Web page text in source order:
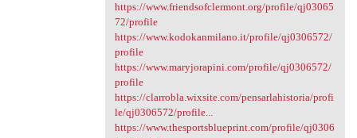
https://www.friendsofclermont.org/profile/qj03065
72/profile
https://www.kodokanmilano.it/profile/qj0306572/
profile
https://www.maryjorapini.com/profile/qj0306572/
profile
https://clarrobla.wixsite.com/pensarlahistoria/profi
le/qj0306572/profile...
https://www.thesportsblueprint.com/profile/qj0306